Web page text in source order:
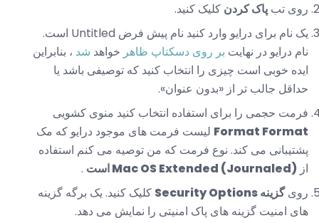
روی تبپاک کردن کلیک کنید.
یک نام برای درایو وارد کنید نام پیش فرض Untitled است.
نام درایو در نهایت بر روی دسکتاپ ظاهر خواهد شد ، بنابراین
ایده خوبی است چیزی را انتخاب کنید که توصیفی باشد یا
حداقل جالب تر از «بدون عنوان».
فرمت حجمی را برای استفاده انتخاب کنید منوی کشویی
Format Format لیست فرمت های موجود درایو که مک
پشتیبانی می کند. نوع فرمت که من توصیه می کنم استفاده
از Mac OS Extended (Journaled) است
.
رویگزینه Security Options
کلیک کنید. یک برگه گزینه
های امنیت گزینه های پاک امنیتی را نمایش می دهد.